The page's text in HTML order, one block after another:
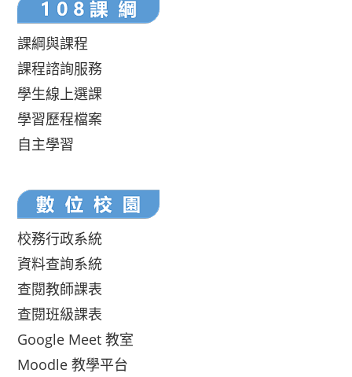
課綱與課程
課程諮詢服務
學生線上選課
學習歷程檔案
自主學習
校務行政系統
資料查詢系統
查閱教師課表
查閱班級課表
Google Meet 教室
Moodle 教學平台